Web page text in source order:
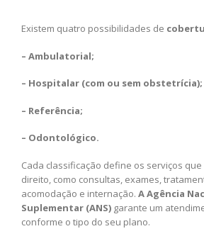
Existem quatro possibilidades de
– Ambulatorial;
– Hospitalar (com ou sem obstetrícia);
– Referência;
– Odontológico.
Cada classificação define os serviços
direito, como consultas, exames,
acomodação e internação. A Agência
Suplementar (ANS) garante um
conforme o tipo do seu plano.